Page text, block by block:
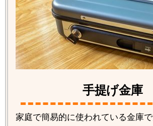
手提げ金庫
家庭で簡易的に使われている金庫